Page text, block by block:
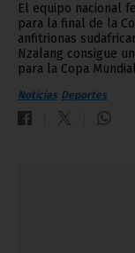
El equipo nacional
para la final de la
anfitrionas
Nzalang consigue
para la Copa
Noticias Deportes